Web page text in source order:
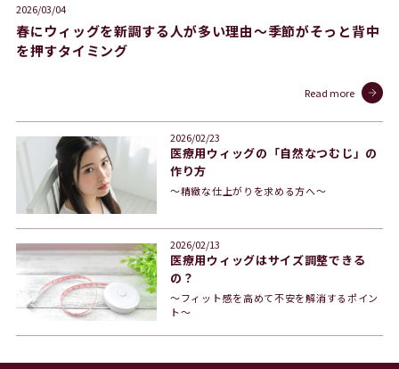
2026/03/04
春にウィッグを新調する人が多い理由〜季節がそっと背中
を押すタイミング
Read more
2026/02/23
医療用ウィッグの「自然なつむじ」の
作り方
〜精緻な仕上がりを求める方へ〜
2026/02/13
医療用ウィッグはサイズ調整できる
の？
〜フィット感を高めて不安を解消するポイン
ト〜